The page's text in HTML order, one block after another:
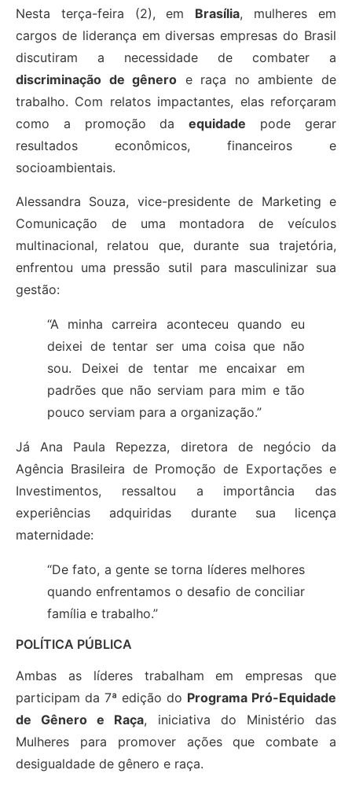
Nesta terça-feira (2), em Brasília, mulheres em
cargos de liderança em diversas empresas do Brasil
discutiram a necessidade de combater a
discriminação de gênero e raça no ambiente de
trabalho. Com relatos impactantes, elas reforçaram
como a promoção daequidade pode gerar
resultados econômicos, financeiros e
socioambientais.
Alessandra Souza, vice-presidente de Marketing e
Comunicação de uma montadora de veículos
multinacional, relatou que, durante sua trajetória,
enfrentou uma pressão sutil para masculinizar sua
gestão:
“A minha carreira aconteceu quando eu
deixei de tentar ser uma coisa que não
sou. Deixei de tentar me encaixar em
padrões que não serviam para mim e tão
pouco serviam para a organização.”
Já Ana Paula Repezza, diretora de negócio da
Agência Brasileira de Promoção de Exportações e
Investimentos, ressaltou a importância das
experiências adquiridas durante sua licença
maternidade:
“De fato, a gente se torna líderes melhores
quando enfrentamos o desafio de conciliar
família e trabalho.”
POLÍTICA PÚBLICA
Ambas as líderes trabalham em empresas que
participam da 7ª edição do Programa Pró-Equidade
de Gênero e Raça, iniciativa do Ministério das
Mulheres para promover ações que combate a
desigualdade de gênero e raça.